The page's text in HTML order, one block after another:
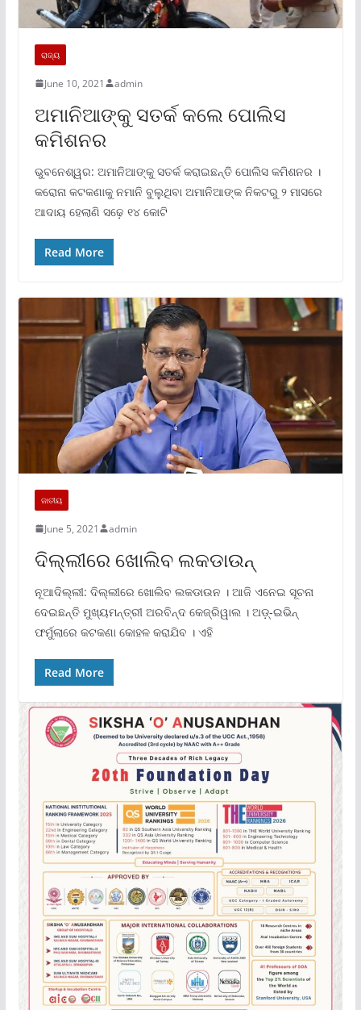
ରାଜ୍ୟ
June 10, 2021 admin
ଅମାନିଆଙ୍କୁ ସତର୍କ କଲେ ପୋଲିସ
କମିଶନର
ଭୁବନେଶ୍ୱର: ଅମାନିଆଙ୍କୁ ସତର୍କ କରାଇଛନ୍ତି ପୋଲିସ କମିଶନର ।
କରୋନା କଟକଣାକୁ ନମାନି ବୁଲୁଥିବା ଅମାନିଆଙ୍କ ନିକଟରୁ ୨ ମାସରେ
ଆଦାୟ ହେଲାଣି ସଢ଼େ ୧୪ କୋଟି
Read More
ଜାତୀୟ
June 5, 2021 admin
ଦିଲ୍ଲୀରେ ଖୋଲିବ ଲକଡାଉନ୍‌
ନୂଆଦିଲ୍ଲୀ: ଦିଲ୍ଲୀରେ ଖୋଲିବ ଲକଡାଉନ । ଆଜି ଏନେଇ ସୂଚନା
ଦେଇଛନ୍ତି ମୁଖ୍ୟମନ୍ତ୍ରୀ ଅରବିନ୍ଦ କେଜ୍ରିୱାଲ । ଅଡ଼୍-ଇଭିନ୍
ଫର୍ମୁଲାରେ କଟକଣା କୋହଳ କରାଯିବ । ଏହି
Read More